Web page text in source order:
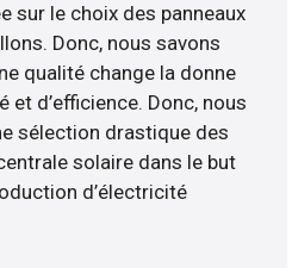
sur le choix des panneaux
Donc, nous savons
qualité change la donne
et d’efficience. Donc, nous
sélection drastique des
solaire dans le but
d’électricité